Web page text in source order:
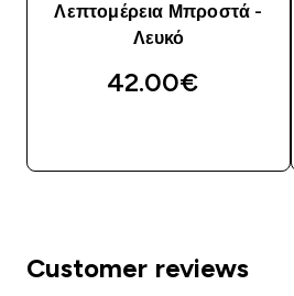
Λεπτομέρεια Μπροστά -
Λευκό
42.00€‎
Customer reviews